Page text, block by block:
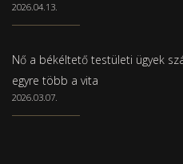
2026.04.13.
Nő a békéltető testületi ügyek
egyre több a vita
2026.03.07.